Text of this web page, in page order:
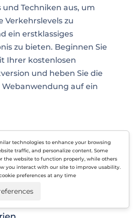
und Techniken aus, um
Verkehrslevels zu
ein erstklassiges
zu bieten. Beginnen Sie
Ihrer kostenlosen
und heben Sie die
auf ein
technologies to enhance your browsing
traffic, and personalize content. Some
the website to function properly, while others
you interact with our site to improve usability.
preferences at any time